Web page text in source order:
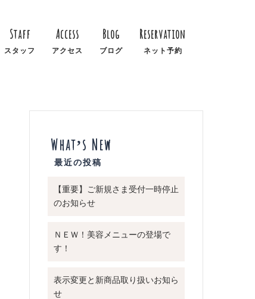
Staff
スタッフ
Access
アクセス
Blog
ブログ
Reservation
ネット予約
What’s New
【重要】ご新規さま受付一時停止
のお知らせ
ＮＥＷ！美容メニューの登場で
す！
表示変更と新商品取り扱いお知ら
せ